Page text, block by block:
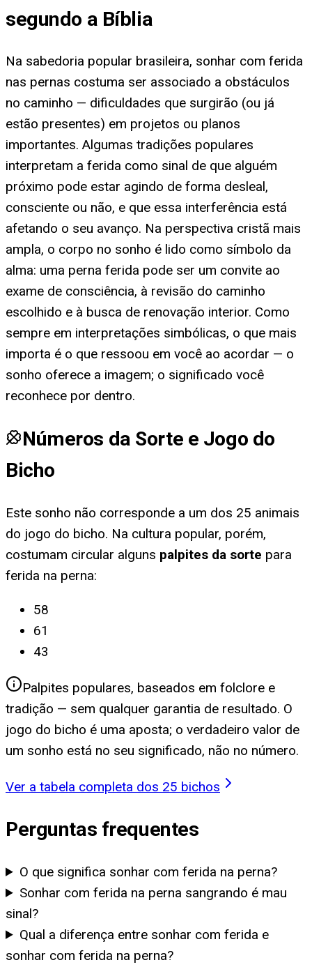
segundo a Bíblia
Na sabedoria popular brasileira, sonhar com ferida
nas pernas costuma ser associado a obstáculos
no caminho — dificuldades que surgirão (ou já
estão presentes) em projetos ou planos
importantes. Algumas tradições populares
interpretam a ferida como sinal de que alguém
próximo pode estar agindo de forma desleal,
consciente ou não, e que essa interferência está
afetando o seu avanço. Na perspectiva cristã mais
ampla, o corpo no sonho é lido como símbolo da
alma: uma perna ferida pode ser um convite ao
exame de consciência, à revisão do caminho
escolhido e à busca de renovação interior. Como
sempre em interpretações simbólicas, o que mais
importa é o que ressoou em você ao acordar — o
sonho oferece a imagem; o significado você
reconhece por dentro.
Números da Sorte e Jogo do
Bicho
Este sonho não corresponde a um dos 25 animais
do jogo do bicho. Na cultura popular, porém,
costumam circular alguns palpites da sorte para
ferida na perna:
58
61
43
Palpites populares, baseados em folclore e
tradição — sem qualquer garantia de resultado. O
jogo do bicho é uma aposta; o verdadeiro valor de
um sonho está no seu significado, não no número.
Ver a tabela completa dos 25 bichos
Perguntas frequentes
O que significa sonhar com ferida na perna?
Sonhar com ferida na perna sangrando é mau
sinal?
Qual a diferença entre sonhar com ferida e
sonhar com ferida na perna?